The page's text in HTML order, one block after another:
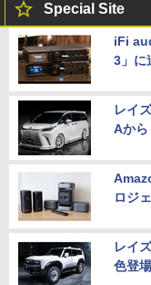
Special Site
iFi
3」に
レイ
Aから
ロジ
レイ
色登